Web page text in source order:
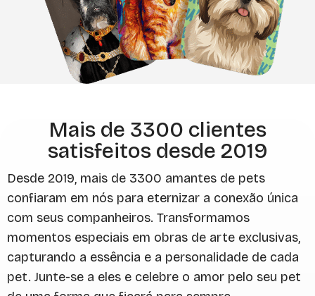
Mais de 3300 clientes
satisfeitos desde 2019
Desde 2019, mais de 3300 amantes de pets
confiaram em nós para eternizar a conexão única
com seus companheiros. Transformamos
momentos especiais em obras de arte exclusivas,
capturando a essência e a personalidade de cada
pet. Junte-se a eles e celebre o amor pelo seu pet